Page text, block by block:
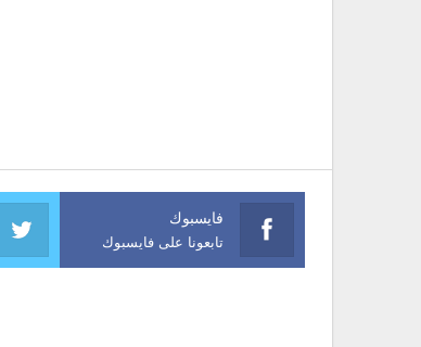
فايسبوك
تابعونا على فايسبوك